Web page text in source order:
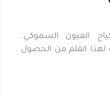
العيون السموكي.
لهذا القلم من الحصول